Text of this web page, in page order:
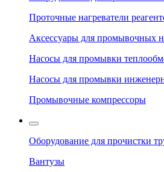
Проточные нагреватели
Аксессуары для промывочных
Насосы для промывки
Насосы для промывки
Промывочные компрессоры
Оборудование для прочистки
Вантузы